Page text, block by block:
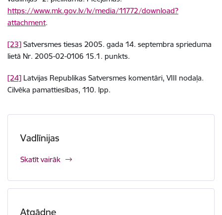
https://www.mk.gov.lv/lv/media/11772/download?
attachment.
[23] Satversmes tiesas 2005. gada 14. septembra sprieduma
lietā Nr. 2005-02-0106 15.1. punkts.
[24] Latvijas Republikas Satversmes komentāri, VIII nodaļa.
Cilvēka pamattiesības, 110. lpp.
Vadlīnijas
Skatīt vairāk
Atgādne